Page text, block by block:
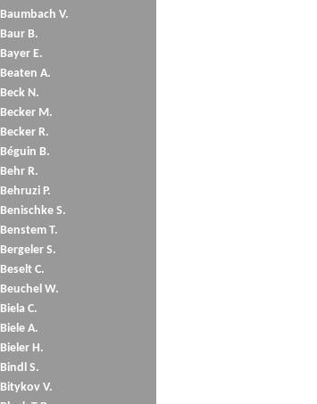
Baumbach V.
Baur B.
Bayer E.
Beaten A.
Beck N.
Becker M.
Becker R.
Béguin B.
Behr R.
Behruzi P.
Benischke S.
Benstem T.
Bergeler S.
Beselt C.
Beuchel W.
Biela C.
Biele A.
Bieler H.
Bindl S.
Bitykov V.